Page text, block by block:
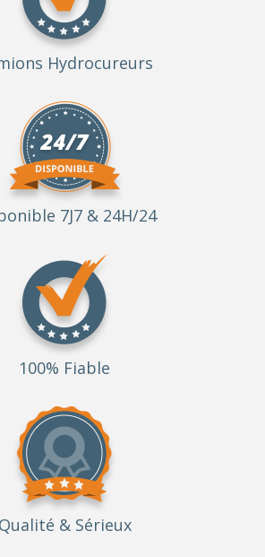
Hydrocureurs
7J7 & 24H/24
100% Fiable
Qualité & Sérieux